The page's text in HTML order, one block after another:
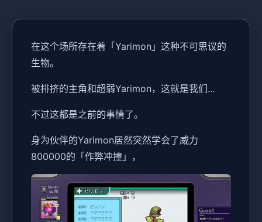
在这个场所存在着「Yarimon」这种不可思议的
生物。
被排挤的主角和超弱Yarimon，这就是我们...
不过这都是之前的事情了。
身为伙伴的Yarimon居然突然学会了威力
800000的「作弊冲撞」，